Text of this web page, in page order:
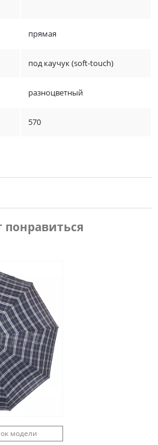
прямая
под каучук (soft-touch)
разноцветный
570
модели